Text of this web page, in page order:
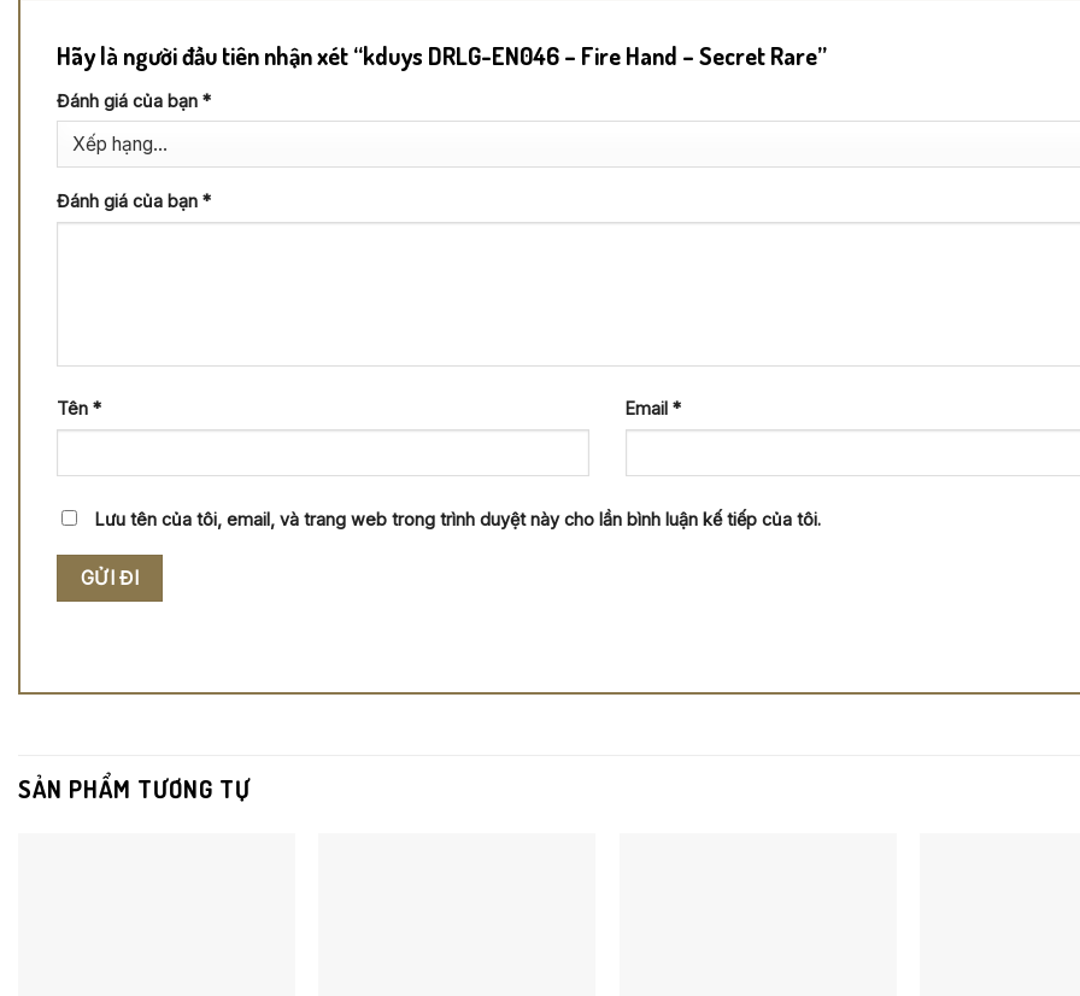
Hãy là người đầu tiên nhận xét “kduys DRLG-EN046 – Fire Hand – Secret Rare”
Đánh giá của bạn *
Đánh giá của bạn *
Tên * Email *
Lưu tên của tôi, email, và trang web trong trình duyệt này cho lần bình luận kế tiếp của tôi.
SẢN PHẨM TƯƠNG TỰ